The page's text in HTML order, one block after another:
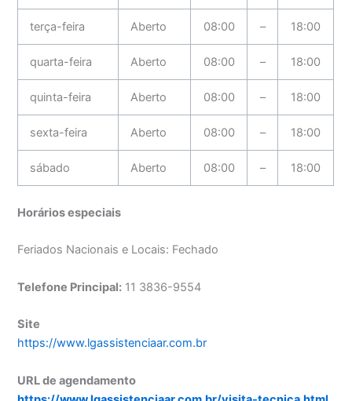
terça-feira Aberto 08:00 – 18:00
quarta-feira Aberto 08:00 – 18:00
quinta-feira Aberto 08:00 – 18:00
sexta-feira Aberto 08:00 – 18:00
sábado Aberto 08:00 – 18:00
Horários especiais
Feriados Nacionais e Locais: Fechado
Telefone Principal: 11 3836-9554
Site
https://www.lgassistenciaar.com.br
URL de agendamento